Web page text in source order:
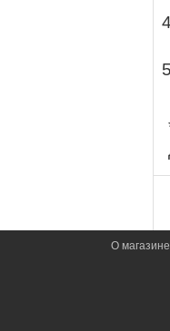
О магазине